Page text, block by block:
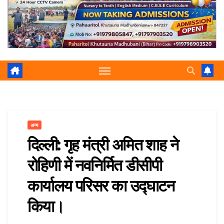
अन्य
दिल्ली: गृह मंत्री अमित शाह ने
रोहिणी में नवनिर्मित डीसीपी
कार्यालय परिसर का उद्घाटन
किया।
pa
m
e